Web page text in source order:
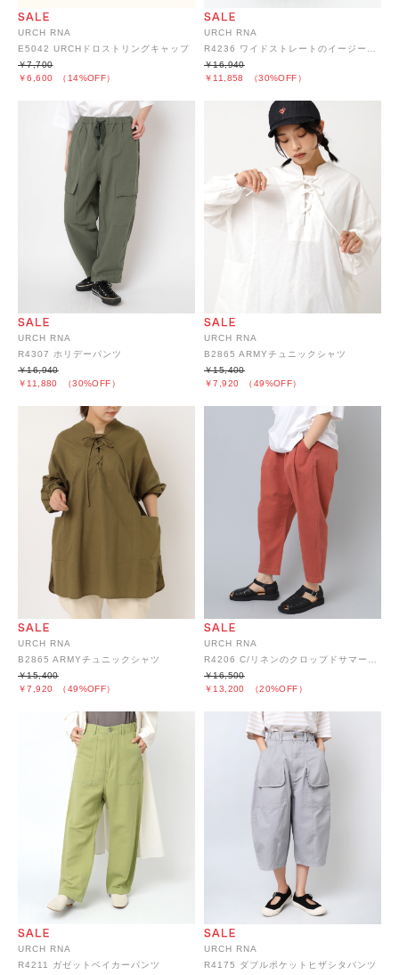
URCH RNA
E5042 URCHドロストリングキャップ
￥6,600 （14%OFF）
￥7,700
URCH RNA
R4236 ワイドストレートのイージーアトリエパンツ
￥11,858 （30%OFF）
￥16,940
URCH RNA
R4307 ホリデーパンツ
￥11,880 （30%OFF）
￥16,940
URCH RNA
B2865 ARMYチュニックシャツ
￥7,920 （49%OFF）
￥15,400
URCH RNA
B2865 ARMYチュニックシャツ
￥7,920 （49%OFF）
￥15,400
URCH RNA
￥13,200 （20%OFF）
￥16,500
URCH RNA
R4211 ガゼットベイカーパンツ
URCH RNA
R4175 ダブルポケットヒザシタパンツ